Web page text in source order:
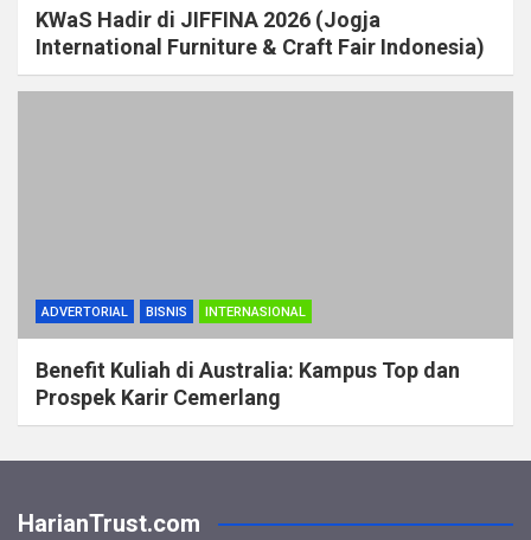
KWaS Hadir di JIFFINA 2026 (Jogja
International Furniture & Craft Fair Indonesia)
ADVERTORIAL BISNIS INTERNASIONAL
Benefit Kuliah di Australia: Kampus Top dan
Prospek Karir Cemerlang
HarianTrust.com